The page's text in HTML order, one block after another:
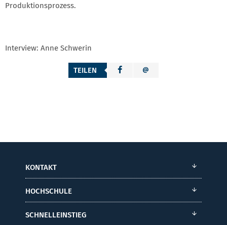
Produktionsprozess.
Interview: Anne Schwerin
TEILEN
KONTAKT
HOCHSCHULE
SCHNELLEINSTIEG